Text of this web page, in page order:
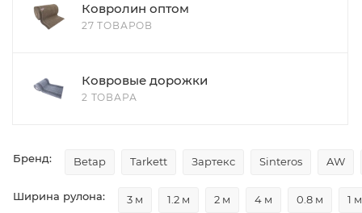
Ковролин оптом
27 ТОВАРОВ
Ковровые дорожки
2 ТОВАРА
Бренд: Betap Tarkett Зартекс Sinteros AW
Ширина рулона: 3 м 1.2 м 2 м 4 м 0.8 м 1 м